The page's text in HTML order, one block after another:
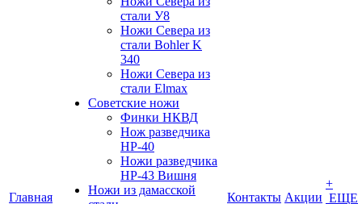
Главная
стали У8
Ножи Севера из
стали Bohler K
340
Ножи Севера из
стали Elmax
Советские ножи
Финки НКВД
Нож разведчика
НР-40
Ножи разведчика
НР-43 Вишня
Ножи из дамасской
Контакты Акции
+
ЕЩЕ